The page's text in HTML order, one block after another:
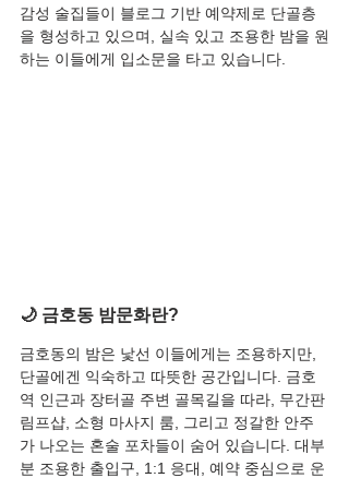
감성 술집들이 블로그 기반 예약제로 단골층
을 형성하고 있으며, 실속 있고 조용한 밤을 원
하는 이들에게 입소문을 타고 있습니다.
🌙 금호동 밤문화란?
금호동의 밤은 낯선 이들에게는 조용하지만,
단골에겐 익숙하고 따뜻한 공간입니다. 금호
역 인근과 장터골 주변 골목길을 따라, 무간판
림프샵, 소형 마사지 룸, 그리고 정갈한 안주
가 나오는 혼술 포차들이 숨어 있습니다. 대부
분 조용한 출입구, 1:1 응대, 예약 중심으로 운